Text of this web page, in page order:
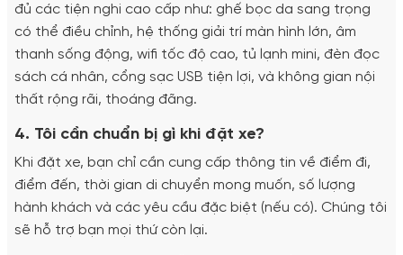
đủ các tiện nghi cao cấp như: ghế bọc da sang trọng
có thể điều chỉnh, hệ thống giải trí màn hình lớn, âm
thanh sống động, wifi tốc độ cao, tủ lạnh mini, đèn đọc
sách cá nhân, cổng sạc USB tiện lợi, và không gian nội
thất rộng rãi, thoáng đãng.
4. Tôi cần chuẩn bị gì khi đặt xe?
Khi đặt xe, bạn chỉ cần cung cấp thông tin về điểm đi,
điểm đến, thời gian di chuyển mong muốn, số lượng
hành khách và các yêu cầu đặc biệt (nếu có). Chúng tôi
sẽ hỗ trợ bạn mọi thứ còn lại.